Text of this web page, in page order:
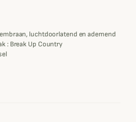
luchtdoorlatend en ademend
: Break Up Country